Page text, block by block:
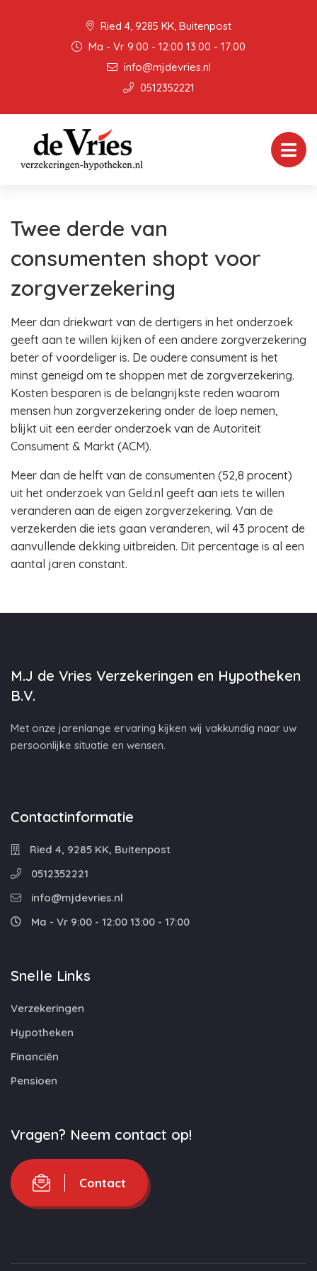
Ried 4, 9285 KK, Buitenpost
Ma - Vr 9:00 - 12:00 13:00 - 17:00
info@mjdevries.nl
0512352221
Twee derde van
consumenten shopt voor
zorgverzekering
Meer dan driekwart van de dertigers in het onderzoek
geeft aan te willen kijken of een andere zorgverzekering
beter of voordeliger is. De oudere consument is het
minst geneigd om te shoppen met de zorgverzekering.
Kosten besparen is de belangrijkste reden waarom
mensen hun zorgverzekering onder de loep nemen,
blijkt uit een eerder onderzoek van de Autoriteit
Consument & Markt (ACM).
Meer dan de helft van de consumenten (52,8 procent)
uit het onderzoek van Geld.nl geeft aan iets te willen
veranderen aan de eigen zorgverzekering. Van de
verzekerden die iets gaan veranderen, wil 43 procent de
aanvullende dekking uitbreiden. Dit percentage is al een
aantal jaren constant.
M.J de Vries Verzekeringen en Hypotheken
B.V.
Met onze jarenlange ervaring kijken wij vakkundig naar uw
persoonlijke situatie en wensen.
Contactinformatie
Ried 4, 9285 KK, Buitenpost
0512352221
info@mjdevries.nl
Ma - Vr 9:00 - 12:00 13:00 - 17:00
Snelle Links
Verzekeringen
Hypotheken
Financiën
Pensioen
Vragen? Neem contact op!
Contact